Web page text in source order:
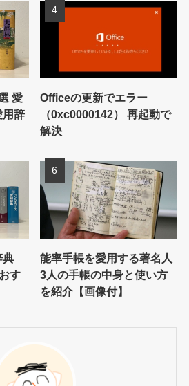
愛
用辞
Officeの更新でエラー
（0xc0000142） 再起動で
解決
典
す
能率手帳を愛用する著名人
3人の手帳の中身と使い方
を紹介【画像付】